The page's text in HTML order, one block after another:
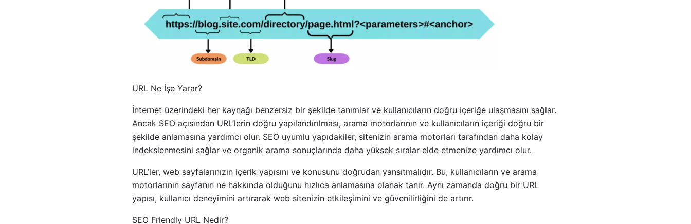
URL Ne İşe Yarar?
İnternet üzerindeki her kaynağı benzersiz bir şekilde tanımlar ve kullanıcıların doğru içeriğe ulaşmasını sağlar.
Ancak SEO açısından URL’lerin doğru yapılandırılması, arama motorlarının ve kullanıcıların içeriği doğru bir
şekilde anlamasına yardımcı olur. SEO uyumlu yapıdakiler, sitenizin arama motorları tarafından daha kolay
indekslenmesini sağlar ve organik arama sonuçlarında daha yüksek sıralar elde etmenize yardımcı olur.
URL’ler, web sayfalarınızın içerik yapısını ve konusunu doğrudan yansıtmalıdır. Bu, kullanıcıların ve arama
motorlarının sayfanın ne hakkında olduğunu hızlıca anlamasına olanak tanır. Aynı zamanda doğru bir URL
yapısı, kullanıcı deneyimini artırarak web sitenizin etkileşimini ve güvenilirliğini de artırır.
SEO Friendly URL Nedir?